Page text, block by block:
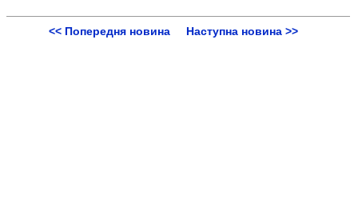
<< Попередня новина Наступна новина >>